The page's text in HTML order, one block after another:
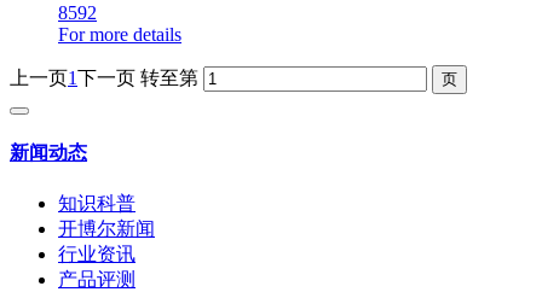
8592
For more details
上一页1下一页 转至第
新闻动态
知识科普
开博尔新闻
行业资讯
产品评测